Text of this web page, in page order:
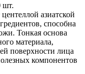
шт.
азиатской
способна
Тонкая основа
материала,
поверхности лица
компонентов